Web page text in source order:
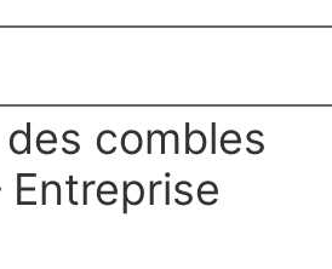
combles
Entreprise